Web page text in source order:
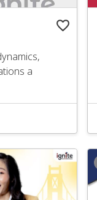
favorite_border
a